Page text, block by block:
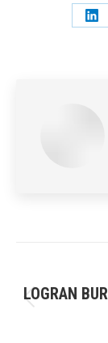
LOGRAN